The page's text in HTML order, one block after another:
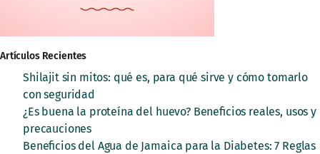
Artículos Recientes
Shilajit sin mitos: qué es, para qué sirve y cómo tomarlo
con seguridad
¿Es buena la proteína del huevo? Beneficios reales, usos y
precauciones
Beneficios del Agua de Jamaica para la Diabetes: 7 Reglas